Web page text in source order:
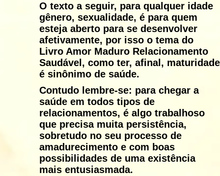
O texto a seguir, para qualquer idade
gênero, sexualidade, é para quem
esteja aberto para se desenvolver
afetivamente, por isso o tema do
Livro Amor Maduro Relacionamento
Saudável, como ter, afinal, maturidade
é sinônimo de saúde.
Contudo lembre-se: para chegar a
saúde em todos tipos de
relacionamentos, é algo trabalhoso
que precisa muita persistência,
sobretudo no seu processo de
amadurecimento e com boas
possibilidades de uma existência
mais entusiasmada.